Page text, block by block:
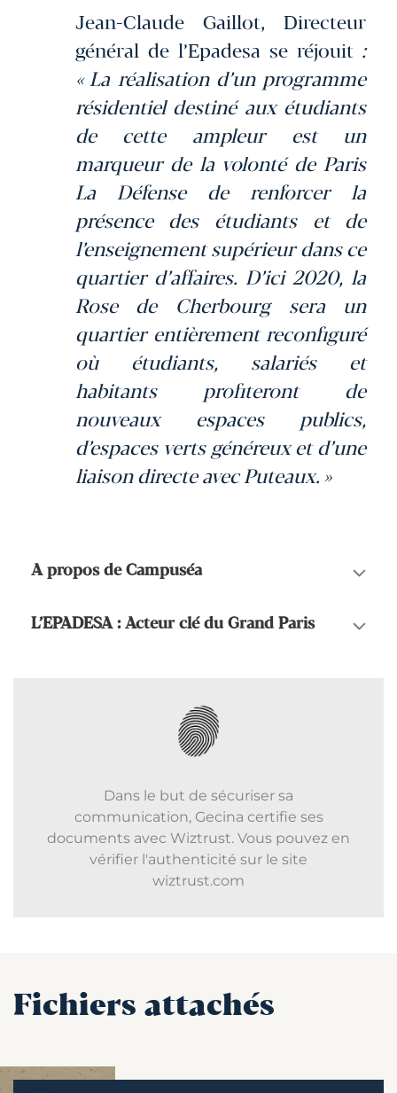
Jean-Claude Gaillot, Directeur
général de l’Epadesa se réjouit :
« La réalisation d’un programme
résidentiel destiné aux étudiants
de cette ampleur est un
marqueur de la volonté de Paris
La Défense de renforcer la
présence des étudiants et de
l’enseignement supérieur dans ce
quartier d’affaires. D’ici 2020, la
Rose de Cherbourg sera un
quartier entièrement reconfiguré
où étudiants, salariés et
habitants profiteront de
nouveaux espaces publics,
d’espaces verts généreux et d’une
liaison directe avec Puteaux. »
A propos de Campuséa
L’EPADESA : Acteur clé du Grand Paris
Dans le but de sécuriser sa
communication, Gecina certifie ses
documents avec Wiztrust. Vous pouvez en
vérifier l'authenticité sur le site
wiztrust.com
Fichiers attachés